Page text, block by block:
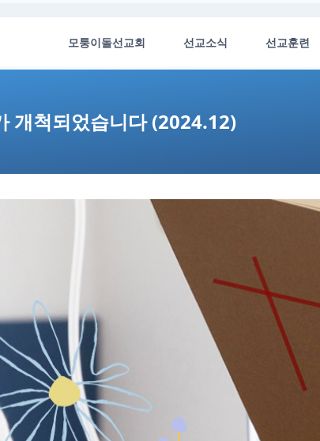
모퉁이돌선교회 선교소식 선교훈련
개척되었습니다 (2024.12)